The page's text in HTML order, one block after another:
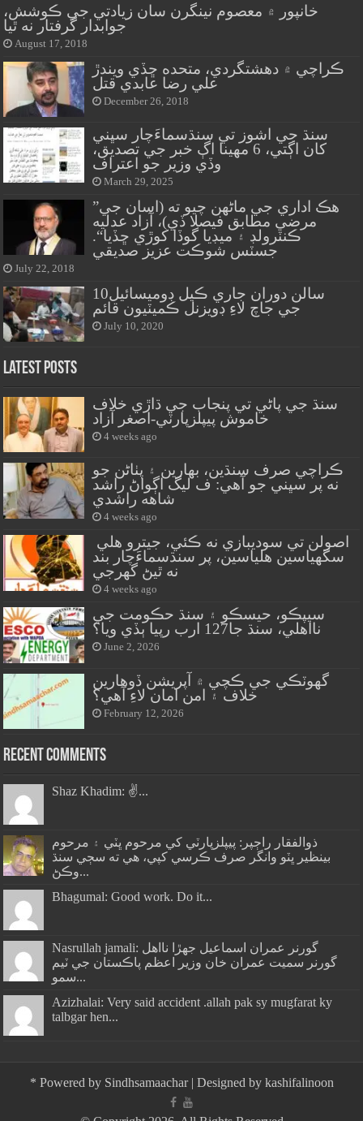
خانپور ۾ معصوم نينگرن سان زيادتي جي ڪوشش،
جوابدار گرفتار نه ٿيا
August 17, 2018
ڪراچي ۾ دهشتگردي، متحده ڇڏي ويندڙ
علي رضا عابدي قتل
December 26, 2018
سنڌ جي اشوز تي سنڌسماءَچار سڀني
کان اڳتي، 6 مهينا اڳ خبر جي تصديق،
وڏي وزير جو اعتراف
March 29, 2025
”هڪ اداري جي ماڻهن چيو ته (اسان جي
مرضي مطابق فيصلا ڏي)، آزاد عدليه
ڪنٽرولڊ ۽ ميڊيا گوڏا کوڙي ڇڏيا“.
جسٽس شوڪت عزيز صديقي
July 22, 2018
10سالن دوران جاري ڪيل ڊوميسائيل
جي جاچ لاءِ ڊويزنل ڪميٽيون قائم
July 10, 2020
Latest Posts
سنڌ جي پاڻي تي پنجاب جي ڌاڙي خلاف
خاموش پيپلزپارٽي-اصغر آزاد
4 weeks ago
ڪراچي صرف سنڌين، بهارين ۽ پٺاڻن جو
نه پر سڀني جو آهي: ف ليگ اڳواڻ راشد
شاهه راشدي
4 weeks ago
سگهياسين هلياسين، پر سنڌسماءَچار بند
نه ٿيڻ گهرجي
4 weeks ago
سيپڪو، حيسڪو ۽ سنڌ حڪومت جي
نااهلي، سنڌ جا127 ارب رپيا ٻڏي ويا؟
June 2, 2026
گهوٽڪي جي ڪچي ۾ آپريشن ڏوهارين
خلاف ۽ امن امان لاءِ آهي؟
February 12, 2026
Recent Comments
Shaz Khadim: ✌️...
ذوالفقار راڄپر: پيپلزپارٽي کي مرحوم ڀٽي ۽ مرحوم
بينظير ڀٽو وانگر صرف ڪرسي کپي، هي ته سڄي سنڌ
وڪڻ...
Bhagumal: Good work. Do it...
Nasrullah jamali: گورنر عمران اسماعيل جھڙا نااهل
گورنر سميت عمران خان وزير اعظم پاڪستان جي ٽيم
سمو...
Azizhalai: Very said accident .allah pak sy mugfarat ky
talbgar hen...
* Powered by Sindhsamaachar| Designed by kashifalinoon